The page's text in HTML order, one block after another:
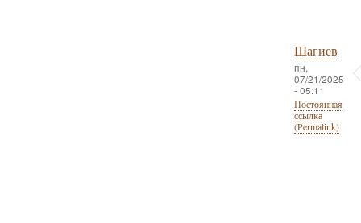
Шагиев
пн,
07/21/2025
- 05:11
Постоянная
ссылка
(Permalink)